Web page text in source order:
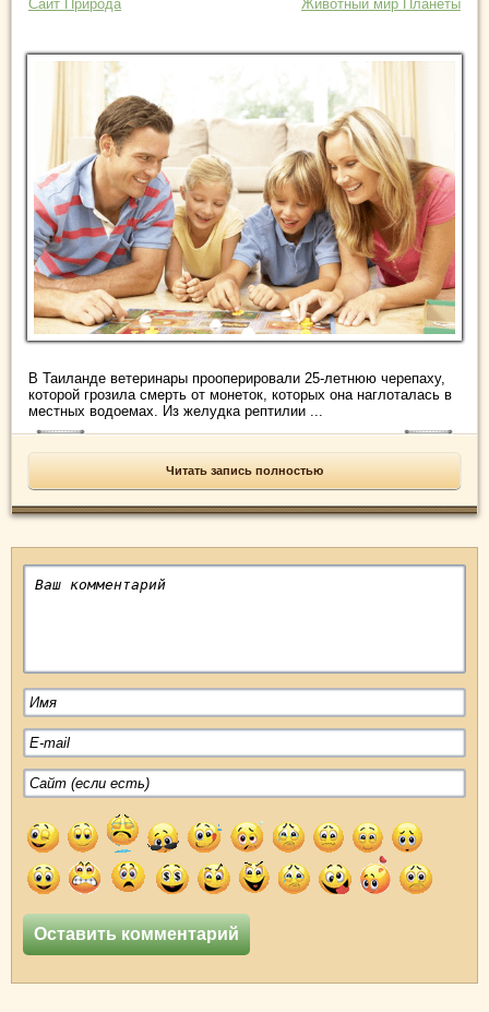
Сайт Природа Животный мир Планеты
В Таиланде ветеринары прооперировали 25-летнюю черепаху,
которой грозила смерть от монеток, которых она наглоталась в
местных водоемах. Из желудка рептилии ...
Читать запись полностью